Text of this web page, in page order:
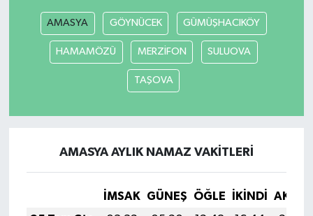
AMASYA GÖYNÜCEK GÜMÜŞHACIKÖY
HAMAMÖZÜ MERZİFON SULUOVA
TAŞOVA
AMASYA AYLIK NAMAZ VAKITLERI
İMSAK GÜNEŞ ÖĞLE İKINDI